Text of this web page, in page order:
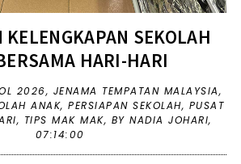
KELENGKAPAN SEKOLAH
HARI-HARI
2026, JENAMA TEMPATAN MALAYSIA,
ANAK, PERSIAPAN SEKOLAH, PUSAT
, TIPS MAK MAK, BY NADIA JOHARI,
07:14:00